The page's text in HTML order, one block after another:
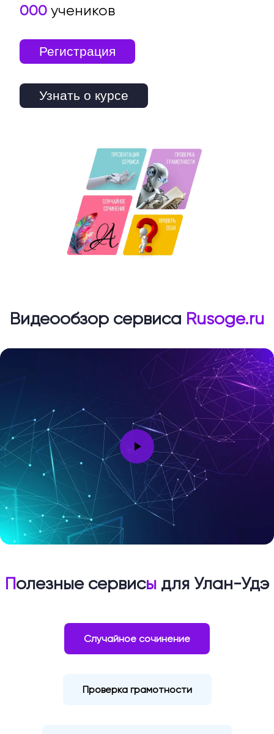
000 учеников
Регистрация
Узнать о курсе
Видеообзор сервиса Rusoge.ru
Полезные сервисы для Улан-Удэ
Случайное сочинение
Проверка грамотности